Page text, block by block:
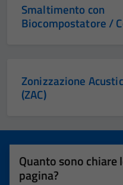
Smaltimento con
Biocompostatore /
Zonizzazione
(ZAC)
Quanto sono
pagina?